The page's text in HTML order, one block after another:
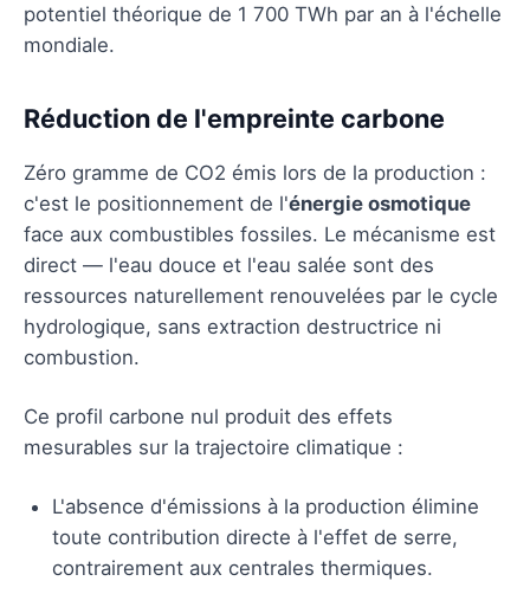
potentiel théorique de 1 700 TWh par an à l'échelle
mondiale.
Réduction de l'empreinte carbone
Zéro gramme de CO2 émis lors de la production :
c'est le positionnement de l'énergie osmotique
face aux combustibles fossiles. Le mécanisme est
direct — l'eau douce et l'eau salée sont des
ressources naturellement renouvelées par le cycle
hydrologique, sans extraction destructrice ni
combustion.
Ce profil carbone nul produit des effets
mesurables sur la trajectoire climatique :
L'absence d'émissions à la production élimine
toute contribution directe à l'effet de serre,
contrairement aux centrales thermiques.